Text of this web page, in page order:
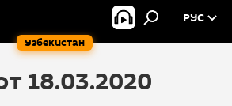
Узбекистан
РУС
18.03.2020